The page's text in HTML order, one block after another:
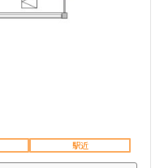
駅近